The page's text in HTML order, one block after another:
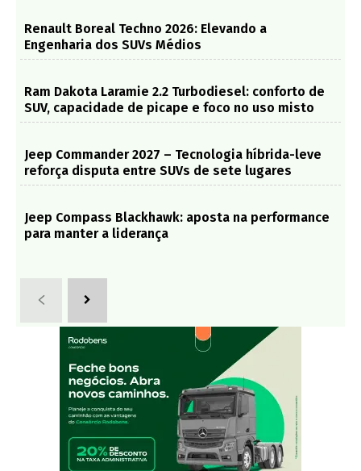
Renault Boreal Techno 2026: Elevando a
Engenharia dos SUVs Médios
Ram Dakota Laramie 2.2 Turbodiesel: conforto de
SUV, capacidade de picape e foco no uso misto
Jeep Commander 2027 – Tecnologia híbrida-leve
reforça disputa entre SUVs de sete lugares
Jeep Compass Blackhawk: aposta na performance
para manter a liderança